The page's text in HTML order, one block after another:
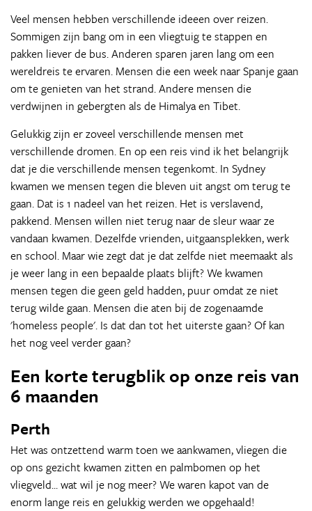
Veel mensen hebben verschillende ideeen over reizen.
Sommigen zijn bang om in een vliegtuig te stappen en
pakken liever de bus. Anderen sparen jaren lang om een
wereldreis te ervaren. Mensen die een week naar Spanje gaan
om te genieten van het strand. Andere mensen die
verdwijnen in gebergten als de Himalya en Tibet.
Gelukkig zijn er zoveel verschillende mensen met
verschillende dromen. En op een reis vind ik het belangrijk
dat je die verschillende mensen tegenkomt. In Sydney
kwamen we mensen tegen die bleven uit angst om terug te
gaan. Dat is 1 nadeel van het reizen. Het is verslavend,
pakkend. Mensen willen niet terug naar de sleur waar ze
vandaan kwamen. Dezelfde vrienden, uitgaansplekken, werk
en school. Maar wie zegt dat je dat zelfde niet meemaakt als
je weer lang in een bepaalde plaats blijft? We kwamen
mensen tegen die geen geld hadden, puur omdat ze niet
terug wilde gaan. Mensen die aten bij de zogenaamde
'homeless people'. Is dat dan tot het uiterste gaan? Of kan
het nog veel verder gaan?
Een korte terugblik op onze reis van
6 maanden
Perth
Het was ontzettend warm toen we aankwamen, vliegen die
op ons gezicht kwamen zitten en palmbomen op het
vliegveld... wat wil je nog meer? We waren kapot van de
enorm lange reis en gelukkig werden we opgehaald!